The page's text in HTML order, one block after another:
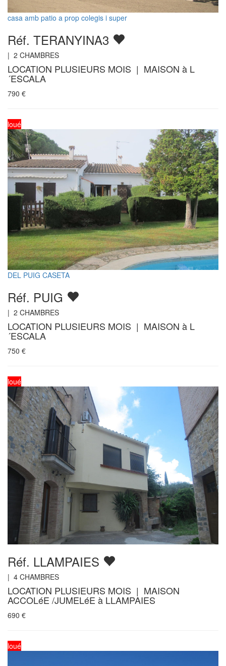
casa amb patio a prop colegis i super
Réf. TERANYINA3
| 2 CHAMBRES
LOCATION PLUSIEURS MOIS | MAISON à L
´ESCALA
790 €
loué
DEL PUIG CASETA
Réf. PUIG
| 2 CHAMBRES
LOCATION PLUSIEURS MOIS | MAISON à L
´ESCALA
750 €
loué
Réf. LLAMPAIES
| 4 CHAMBRES
LOCATION PLUSIEURS MOIS | MAISON
ACCOLéE /JUMELéE à LLAMPAIES
690 €
loué